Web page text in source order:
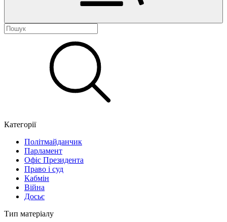
Категорії
Політмайданчик
Парламент
Офіс Президента
Право і суд
Кабмін
Війна
Досьє
Тип матеріалу